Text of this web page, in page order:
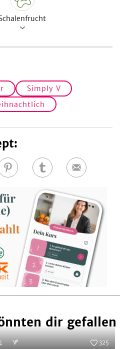
Simply V
Auf
teilen
Auf
teilen
E-
dir gefallen
325